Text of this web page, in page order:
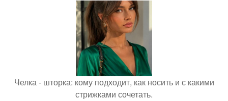
Челка - шторка: кому подходит, как носить и с какими
стрижками сочетать.